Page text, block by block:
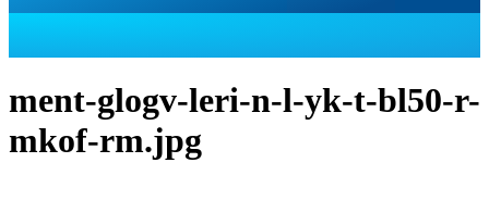
ment-glogv-leri-n-l-yk-t-bl50-r-
mkof-rm.jpg